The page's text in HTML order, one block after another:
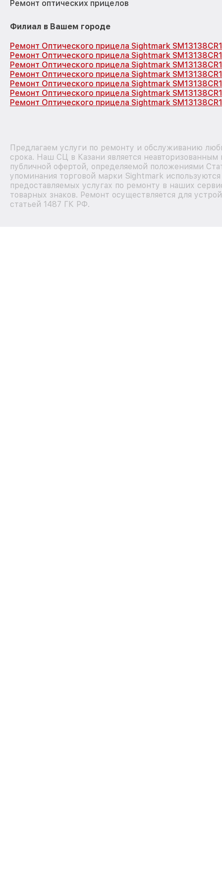
Ремонт оптических прицелов
Филиал в Вашем городе
Ремонт Оптического прицела Sightmark
Ремонт Оптического прицела Sightmark
Ремонт Оптического прицела Sightmark
Ремонт Оптического прицела Sightmark
Ремонт Оптического прицела Sightmark
Ремонт Оптического прицела Sightmark
Ремонт Оптического прицела Sightmark
Предлагаем услуги по ремонту и обслуживанию
срока. Наш СЦ в Казани является
публичной офертой, определяемой положениями
упоминания торговой марки Sightmark
предоставляемых услугах по ремонту в наших
товарных знаков. Ремонт осуществляется для
статьей 1487 ГК РФ.